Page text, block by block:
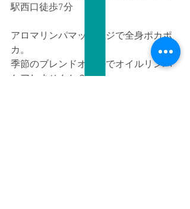
駅西口徒歩7分
アロマリンパマッサージで全身ポカポ
カ。
季節のブレンドオイルでオイルリンパ
ケアしませんか？